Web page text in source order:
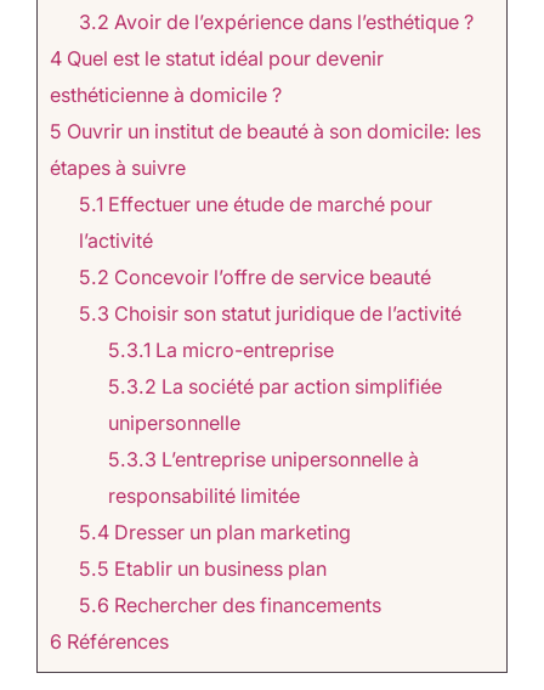
3.2 Avoir de l’expérience dans l’esthétique ?
4 Quel est le statut idéal pour devenir
esthéticienne à domicile ?
5 Ouvrir un institut de beauté à son domicile: les
étapes à suivre
5.1 Effectuer une étude de marché pour
l’activité
5.2 Concevoir l’offre de service beauté
5.3 Choisir son statut juridique de l’activité
5.3.1 La micro-entreprise
5.3.2 La société par action simplifiée
unipersonnelle
5.3.3 L’entreprise unipersonnelle à
responsabilité limitée
5.4 Dresser un plan marketing
5.5 Etablir un business plan
5.6 Rechercher des financements
6 Références